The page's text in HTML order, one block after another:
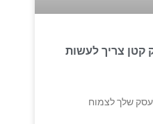
קטן צריך לעשות
לעסק שלך לצמוח